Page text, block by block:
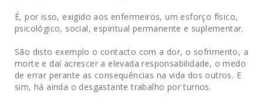
É, por isso, exigido aos enfermeiros, um esforço físico,
psicológico, social, espiritual permanente e suplementar.
São disto exemplo o contacto com a dor, o sofrimento, a
morte e daí acrescer a elevada responsabilidade, o medo
de errar perante as consequências na vida dos outros. E
sim, há ainda o desgastante trabalho por turnos.